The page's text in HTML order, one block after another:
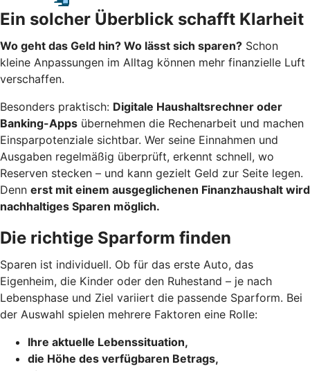
Ein solcher Überblick schafft Klarheit
Wo geht das Geld hin? Wo lässt sich sparen? Schon
kleine Anpassungen im Alltag können mehr finanzielle Luft
verschaffen.
Besonders praktisch: Digitale Haushaltsrechner oder
Banking-Apps übernehmen die Rechenarbeit und machen
Einsparpotenziale sichtbar. Wer seine Einnahmen und
Ausgaben regelmäßig überprüft, erkennt schnell, wo
Reserven stecken – und kann gezielt Geld zur Seite legen.
Denn erst mit einem ausgeglichenen Finanzhaushalt wird
nachhaltiges Sparen möglich.
Die richtige Sparform finden
Sparen ist individuell. Ob für das erste Auto, das
Eigenheim, die Kinder oder den Ruhestand – je nach
Lebensphase und Ziel variiert die passende Sparform. Bei
der Auswahl spielen mehrere Faktoren eine Rolle:
Ihre aktuelle Lebenssituation,
die Höhe des verfügbaren Betrags,